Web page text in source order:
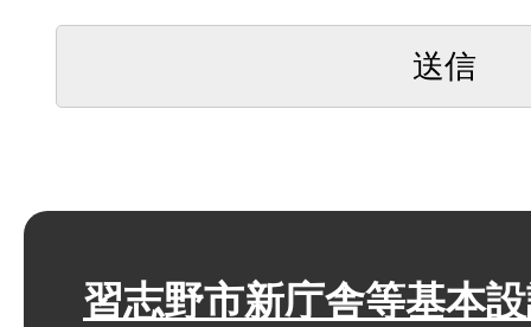
習志野市新庁舎等基本